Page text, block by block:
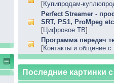
[Купипродам-
Perfect Streamer -
SRT, PS1, ProMpeg etc
[Цифровое ТВ]
Программа передач
[Контакты и общение с
Последние картинки